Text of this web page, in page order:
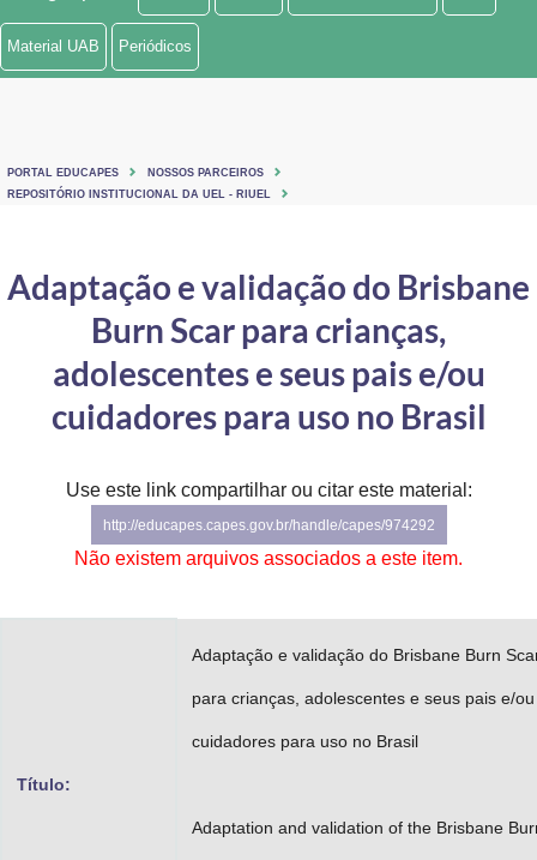
Ministério de Minas e Energia
Ministério do Turismo
Controladoria-Geral da União
Ministério da Mulher, da Família e dos Direitos Humanos
Secretaria-Geral
Gabinete de Segurança Institucional
Advocacia-Geral da União
Material UAB Periódicos
PORTAL EDUCAPES
NOSSOS PARCEIROS
REPOSITÓRIO INSTITUCIONAL DA UEL - RIUEL
Adaptação e validação do Brisbane
Burn Scar para crianças,
adolescentes e seus pais e/ou
cuidadores para uso no Brasil
Use este link compartilhar ou citar este material:
http://educapes.capes.gov.br/handle/capes/974292
Não existem arquivos associados a este item.
Título:
Adaptação e validação do Brisbane Burn
para crianças, adolescentes e seus pais e/ou
cuidadores para uso no Brasil
Adaptation and validation of the Brisbane